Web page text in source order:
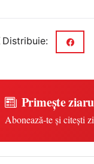
Distribuie:
Primește
Abonează-te și citești